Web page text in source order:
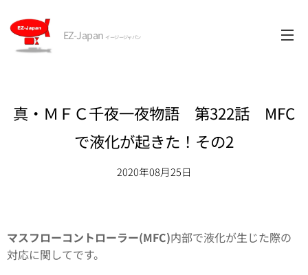
EZ-Japan イージージャパン
真・ＭＦＣ千夜一夜物語 第322話 MFC
で液化が起きた！その2
2020年08月25日
マスフローコントローラー(MFC)内部で液化が生じた際の
対応に関してです。